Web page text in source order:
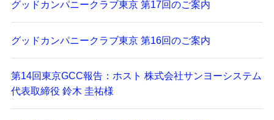
グッドカンパニークラブ東京 第17回のご案内
グッドカンパニークラブ東京 第16回のご案内
第14回東京GCC報告：ホスト 株式会社サンヨーシステム
代表取締役 鈴木 圭祐様